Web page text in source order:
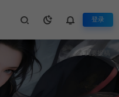
登录
我要投稿